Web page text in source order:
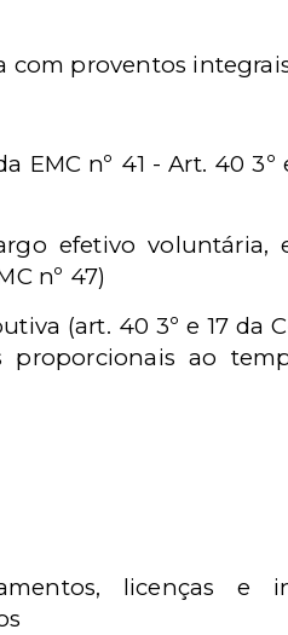
com proventos
EMC nº 41 - Art. 40
efetivo voluntária,
nº 47)
(art. 40 3º e 17 da
proporcionais ao
licenças e